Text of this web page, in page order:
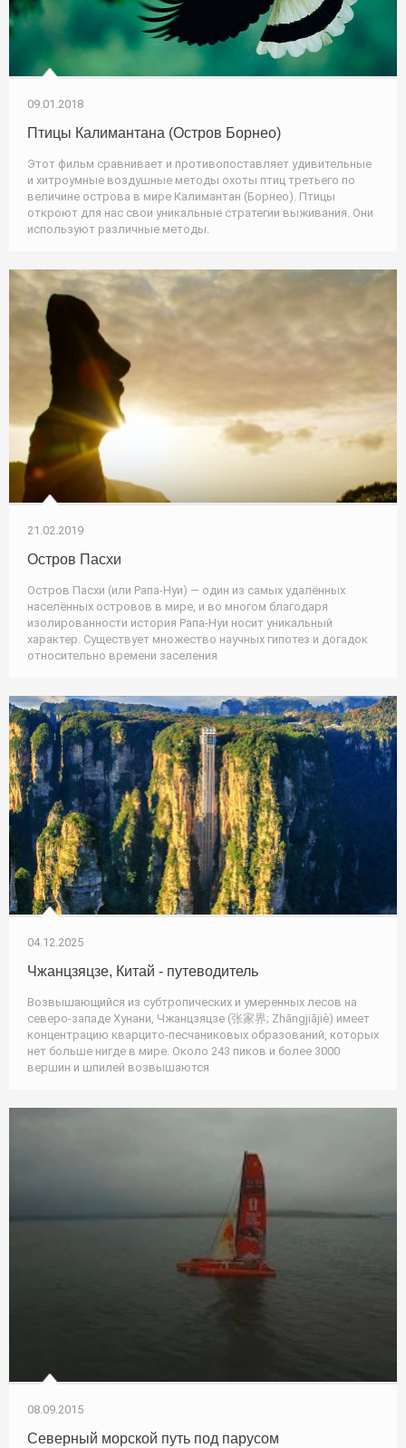
09.01.2018
Птицы Калимантана (Остров Борнео)
Этот фильм сравнивает и противопоставляет удивительные
и хитроумные воздушные методы охоты птиц третьего по
величине острова в мире Калимантан (Борнео). Птицы
откроют для нас свои уникальные стратегии выживания. Они
используют различные методы.
21.02.2019
Остров Пасхи
Остров Пасхи (или Рапа-Нуи) — один из самых удалённых
населённых островов в мире, и во многом благодаря
изолированности история Рапа-Нуи носит уникальный
характер. Существует множество научных гипотез и догадок
относительно времени заселения
04.12.2025
Чжанцзяцзе, Китай - путеводитель
Возвышающийся из субтропических и умеренных лесов на
северо-западе Хунани, Чжанцзяцзе (张家界; Zhāngjiājiè) имеет
концентрацию кварцито-песчаниковых образований, которых
нет больше нигде в мире. Около 243 пиков и более 3000
вершин и шпилей возвышаются
08.09.2015
Северный морской путь под парусом